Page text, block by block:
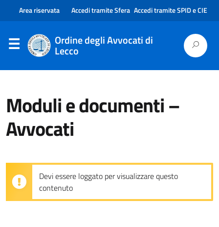
Area riservata Accedi tramite Sfera Accedi tramite SPID e CIE
Ordine degli Avvocati di
Lecco
Moduli e documenti –
Avvocati
Devi essere loggato per visualizzare questo
contenuto